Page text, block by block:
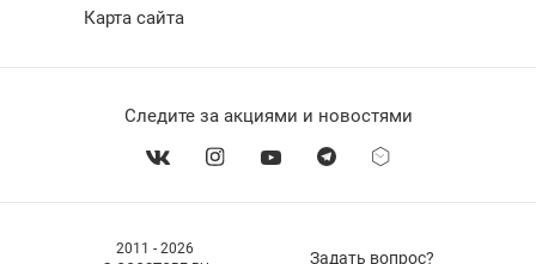
2011 - 2026
Задать вопрос?
Карта сайта
Следите за акциями и новостями